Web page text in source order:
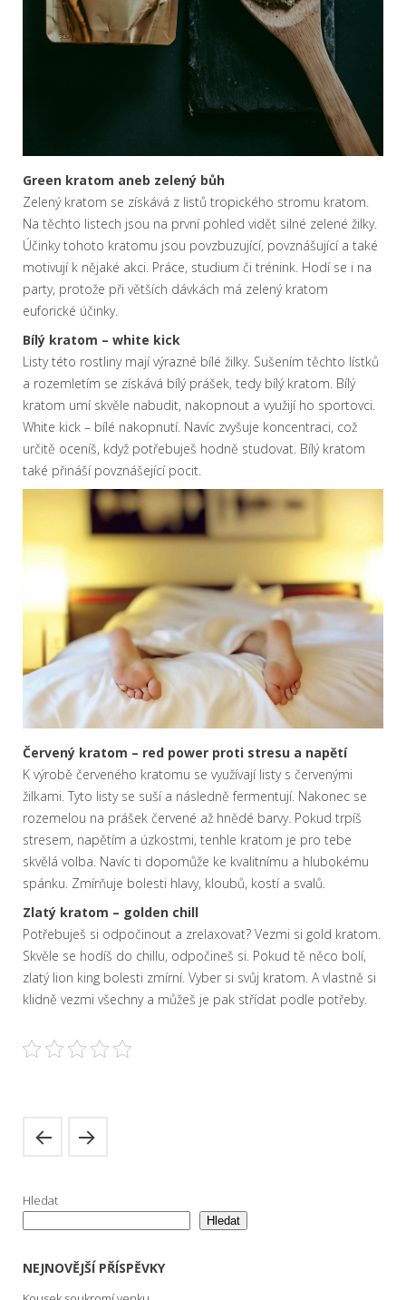
Green kratom aneb zelený bůh
Zelený kratom se získává z listů tropického stromu kratom.
Na těchto listech jsou na první pohled vidět silné zelené žilky.
Účinky tohoto kratomu jsou povzbuzující, povznášující a také
motivují k nějaké akci. Práce, studium či trénink. Hodí se i na
party, protože při větších dávkách má zelený kratom
euforické účinky.
Bílý kratom – white kick
Listy této rostliny mají výrazné bílé žilky. Sušením těchto lístků
a rozemletím se získává bílý prášek, tedy bílý kratom. Bílý
kratom umí skvěle nabudit, nakopnout a využijí ho sportovci.
White kick – bílé nakopnutí. Navíc zvyšuje koncentraci, což
určitě oceníš, když potřebuješ hodně studovat. Bílý kratom
také přináší povznášející pocit.
Červený kratom – red power proti stresu a napětí
K výrobě červeného kratomu se využívají listy s červenými
žilkami. Tyto listy se suší a následně fermentují. Nakonec se
rozemelou na prášek červené až hnědé barvy. Pokud trpíš
stresem, napětím a úzkostmi, tenhle kratom je pro tebe
skvělá volba. Navíc ti dopomůže ke kvalitnímu a hlubokému
spánku. Zmírňuje bolesti hlavy, kloubů, kostí a svalů.
Zlatý kratom – golden chill
Potřebuješ si odpočinout a zrelaxovat? Vezmi si gold kratom.
Skvěle se hodíš do chillu, odpočineš si. Pokud tě něco bolí,
zlatý lion king bolesti zmírní. Vyber si svůj kratom. A vlastně si
klidně vezmi všechny a můžeš je pak střídat podle potřeby.
Hledat
Hledat
NEJNOVĚJŠÍ PŘÍSPĚVKY